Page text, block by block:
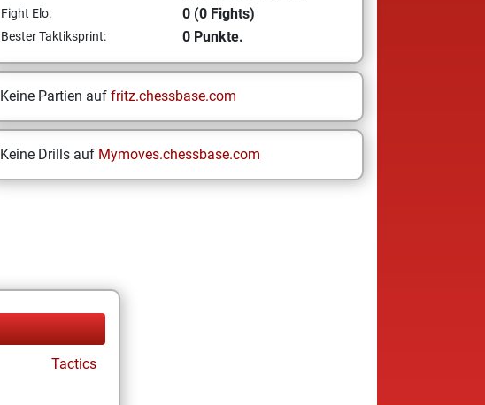
Fight Elo: 0 (0 Fights)
Bester Taktiksprint: 0 Punkte.
Keine Partien auf fritz.chessbase.com
Keine Drills auf Mymoves.chessbase.com
Tactics